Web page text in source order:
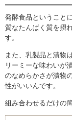
発酵食品ということ
質なたんぱく質を摂
す。
また、乳製品と漬物
リーミーな味わいが
のなめらかさが漬物
性がいいんです。
組み合わせるだけの